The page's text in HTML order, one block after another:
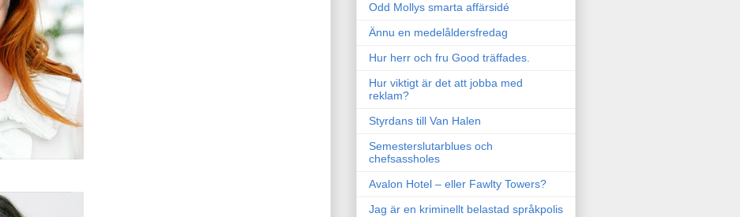
Odd Mollys smarta affärsidé
Ännu en medelåldersfredag
Hur herr och fru Good träffades.
Hur viktigt är det att jobba med
reklam?
Styrdans till Van Halen
Semesterslutarblues och
chefsassholes
Avalon Hotel – eller Fawlty Towers?
Jag är en kriminellt belastad språkpolis